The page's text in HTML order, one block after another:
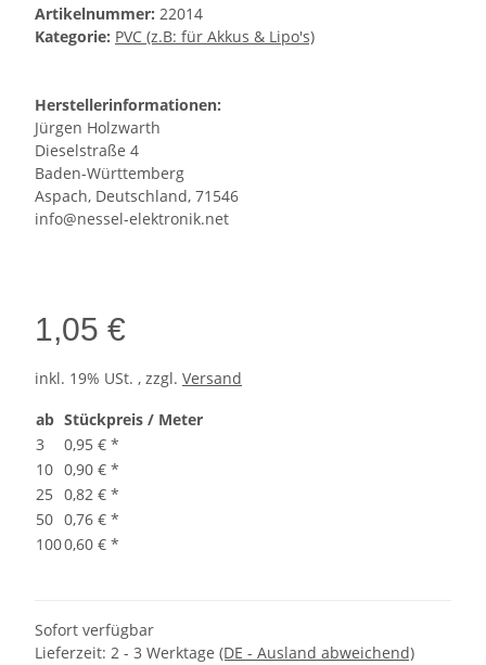
Artikelnummer: 22014
Kategorie: PVC (z.B: für Akkus & Lipo's)
Herstellerinformationen:
Jürgen Holzwarth
Dieselstraße 4
Baden-Württemberg
Aspach, Deutschland, 71546
info@nessel-elektronik.net
1,05 €
inkl. 19% USt. , zzgl. Versand
ab Stückpreis / Meter
3
0,95 € *
10 0,90 € *
25 0,82 € *
50 0,76 € *
1000,60 € *
Sofort verfügbar
Lieferzeit: 2 - 3 Werktage (DE - Ausland abweichend)